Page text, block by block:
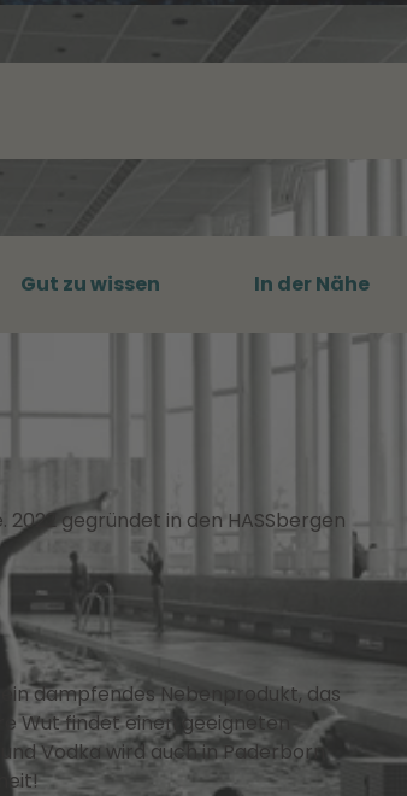
Gut zu wissen In der Nähe
gegründet in den HASSbergen
dampfendes Nebenprodukt, das
Wut findet einen geeigneten
Vodka wird auch in Paderborn